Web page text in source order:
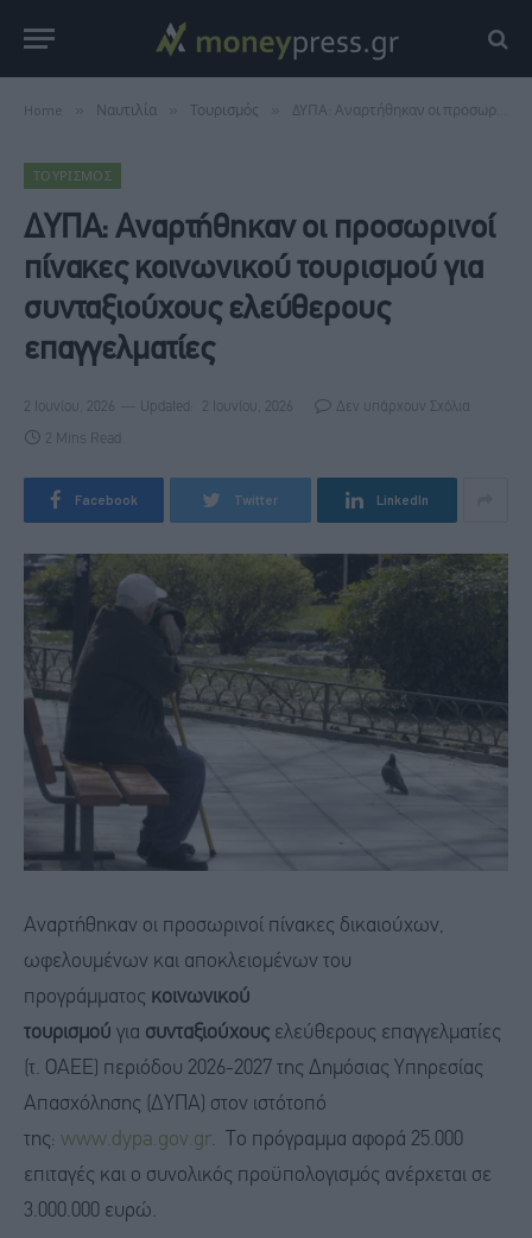
Home Ναυτιλία Τουρισμός ΔΥΠΑ: Αναρτήθηκαν οι προσωρινοί πίνακες κοινωνικού τουρισμού για συνταξιούχους ελεύθερους επαγγελματίες
ΤΟΥΡΙΣΜΌΣ
ΔΥΠΑ: Αναρτήθηκαν οι προσωρινοί
πίνακες κοινωνικού τουρισμού για
συνταξιούχους ελεύθερους
επαγγελματίες
2 Ιουνίου, 2026 Updated: 2 Ιουνίου, 2026 Δεν υπάρχουν Σχόλια
2 Mins Read
Facebook Twitter LinkedIn
Αναρτήθηκαν οι προσωρινοί πίνακες δικαιούχων,
ωφελουμένων και αποκλειομένων του
προγράμματος κοινωνικού
τουρισμού για συνταξιούχους ελεύθερους επαγγελματίες
(τ. ΟΑΕΕ) περιόδου 2026-2027 της Δημόσιας Υπηρεσίας
Απασχόλησης (ΔΥΠΑ) στον ιστότοπό
της: www.dypa.gov.gr. Το πρόγραμμα αφορά 25.000
επιταγές και ο συνολικός προϋπολογισμός ανέρχεται σε
3.000.000 ευρώ.